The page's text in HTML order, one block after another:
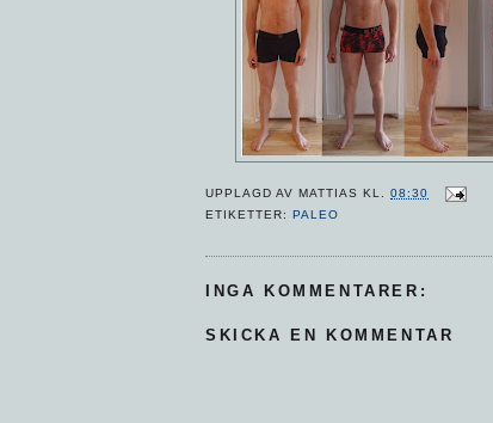
UPPLAGD AVMATTIAS KL.08:30
ETIKETTER:PALEO
INGA KOMMENTARER:
SKICKA EN KOMMENTAR